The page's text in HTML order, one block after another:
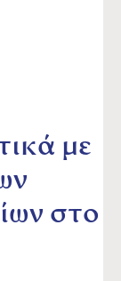
με
στο